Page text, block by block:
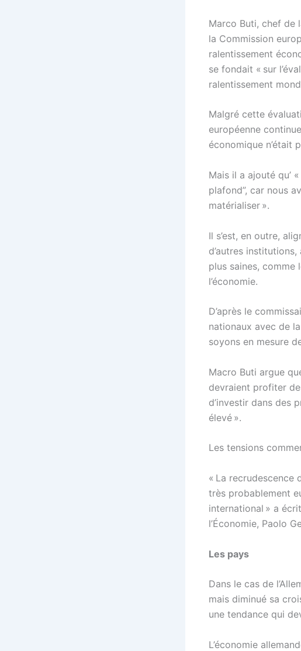
Marco Buti, chef de
la Commission
ralentissement
se fondait « sur
ralentissement
Malgré cette
européenne
économique n’était
Mais il a ajouté qu’
plafond”, car nous
matérialiser ».
Il s’est, en outre,
d’autres
plus saines, comme
l’économie.
D’après le
nationaux avec de
soyons en mesure
Macro Buti argue
devraient profiter
d’investir dans des
élevé ».
Les tensions
« La recrudescence
très probablement
international » a
l’Économie, Paolo
Les pays
Dans le cas de
mais diminué sa
une tendance qui
L’économie